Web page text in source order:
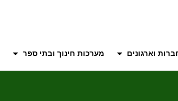
וארגונים מערכות חינוך ובתי ספר